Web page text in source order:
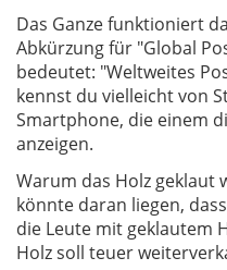
Das Ganze funktioniert
Abkürzung für "Global
bedeutet: "Weltweites
kennst du vielleicht von
Smartphone, die einem
anzeigen.
Warum das Holz geklaut
könnte daran liegen,
die Leute mit geklautem
Holz soll teuer